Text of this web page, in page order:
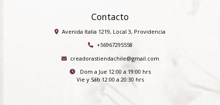
Contacto
Avenida Italia 1219, Local 3, Providencia
+56967295558
creadorastiendachile@gmail.com
Dom a Jue 12:00 a 19:00 hrs
Vie y Sáb 12:00 a 20:30 hrs